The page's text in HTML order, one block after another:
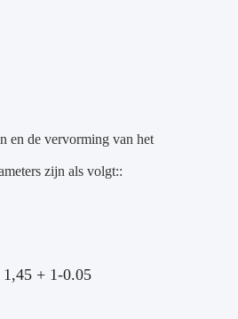
en de vervorming van het
zijn als volgt::
1,45 + 1-0.05